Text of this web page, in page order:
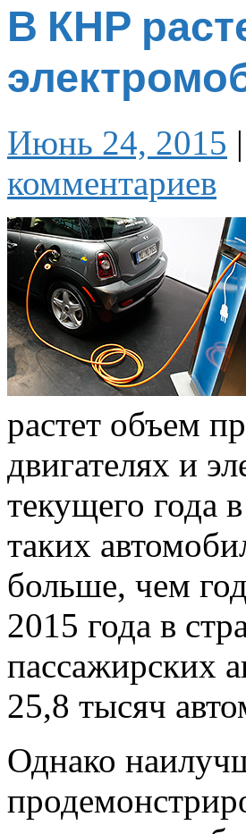
В КНР
Июнь 24, 2015 |
комментариев
растет объем
двигателях и
текущего года
таких
больше, чем
2015 года в
пассажирских
25,8 тысяч
Однако